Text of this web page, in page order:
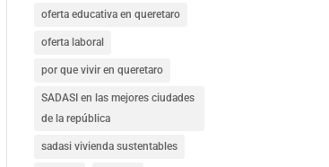
oferta educativa en queretaro
oferta laboral
por que vivir en queretaro
SADASI en las mejores ciudades
de la república
sadasi vivienda sustentables